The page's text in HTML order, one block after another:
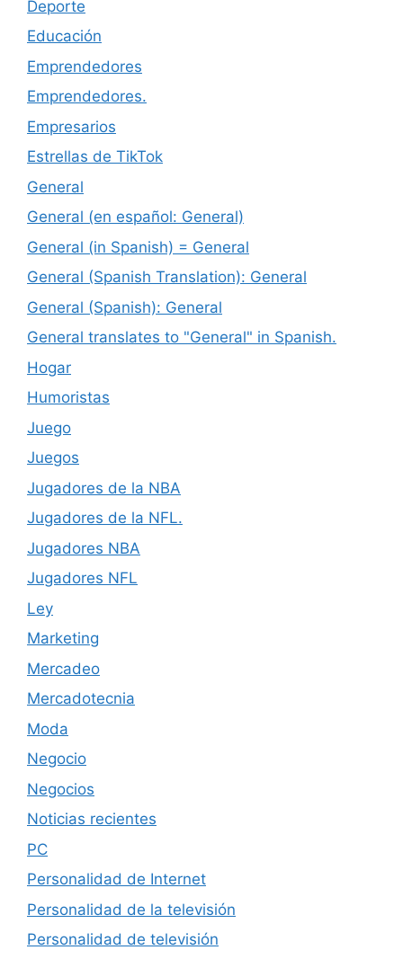
Deporte
Educación
Emprendedores
Emprendedores.
Empresarios
Estrellas de TikTok
General
General (en español: General)
General (in Spanish) = General
General (Spanish Translation): General
General (Spanish): General
General translates to "General" in Spanish.
Hogar
Humoristas
Juego
Juegos
Jugadores de la NBA
Jugadores de la NFL.
Jugadores NBA
Jugadores NFL
Ley
Marketing
Mercadeo
Mercadotecnia
Moda
Negocio
Negocios
Noticias recientes
PC
Personalidad de Internet
Personalidad de la televisión
Personalidad de televisión